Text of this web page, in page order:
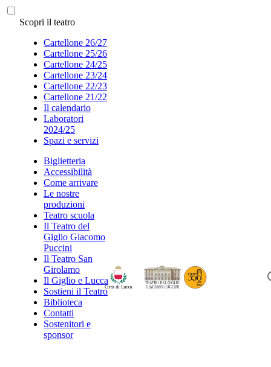
Scopri il teatro
Cartellone 26/27
Cartellone 25/26
Cartellone 24/25
Cartellone 23/24
Cartellone 22/23
Cartellone 21/22
Il calendario
Laboratori
2024/25
Spazi e servizi
Biglietteria
Accessibilità
Come arrivare
Le nostre
produzioni
Teatro scuola
Il Teatro del
Giglio Giacomo
Puccini
Il Teatro San
Girolamo
Il Giglio e Lucca
Sostieni il Teatro
Biblioteca
Contatti
Sostenitori e
sponsor